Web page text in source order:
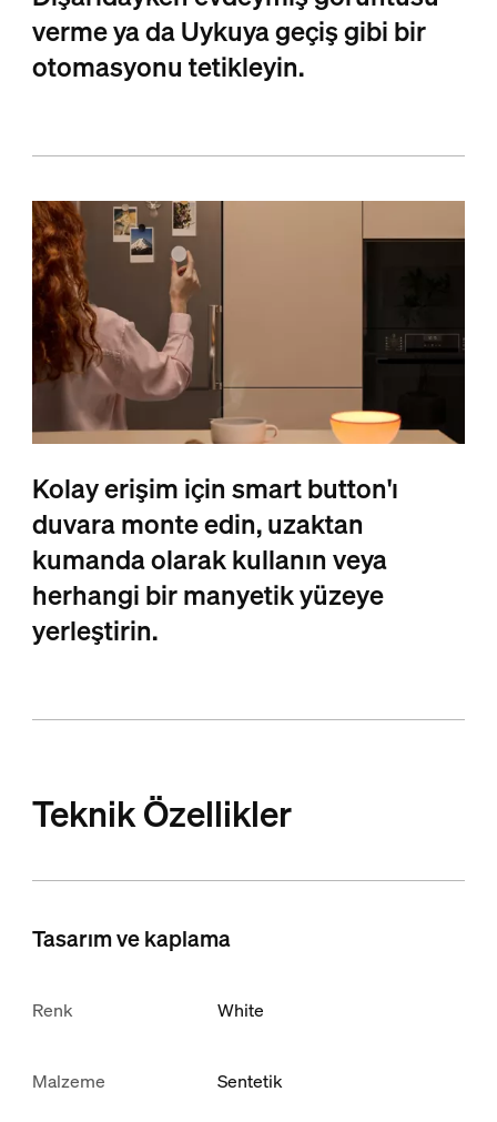
verme ya da Uykuya geçiş gibi bir
otomasyonu tetikleyin.
Kolay erişim için smart button'ı
duvara monte edin, uzaktan
kumanda olarak kullanın veya
herhangi bir manyetik yüzeye
yerleştirin.
Teknik Özellikler
Tasarım ve kaplama
Renk White
Malzeme Sentetik